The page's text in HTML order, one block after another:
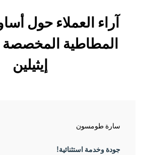
آراء العملاء حول
المطاطية المخصصة
إيثيلين
سارة طومسون
جودة وخدمة استثنائية!